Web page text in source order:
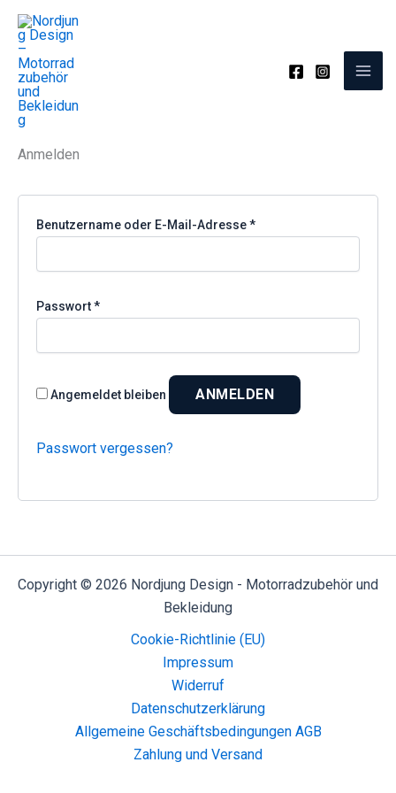
Zum
Inhalt
springen
Mein Konto
Anmelden
Benutzername oder E-Mail-Adresse*Erforderlich
Passwort*Erforderlich
Angemeldet bleiben ANMELDEN
Passwort vergessen?
Copyright © 2026 Nordjung Design - Motorradzubehör und
Bekleidung
Cookie-Richtlinie (EU)
Impressum
Widerruf
Datenschutzerklärung
Allgemeine Geschäftsbedingungen AGB
Zahlung und Versand